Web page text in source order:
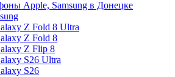
Z Fold 8 Ultra
Z Fold 8
Z Flip 8
S26 Ultra
S26